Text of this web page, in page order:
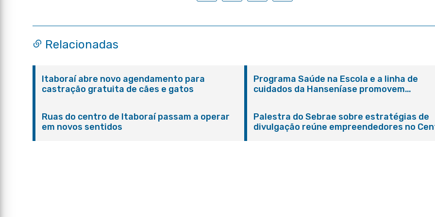
Relacionadas
Itaboraí abre novo agendamento para
castração gratuita de cães e gatos
Programa Saúde na Escola e a linha de
cuidados da Hanseníase promovem
Ruas do centro de Itaboraí passam a operar
em novos sentidos
Palestra do Sebrae sobre estratégias de
divulgação reúne empreendedores no